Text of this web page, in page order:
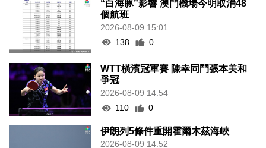
“白海豚”影響 澳門機場今明取消48
個航班
2026-08-09 15:01
138
0
WTT橫濱冠軍賽 陳幸同鬥張本美和
爭冠
2026-08-09 14:54
110
0
伊朗列5條件重開霍爾木茲海峽
2026-08-09 14:52